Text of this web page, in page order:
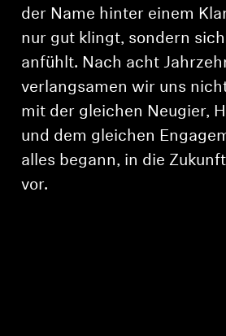
Original-Hörteile & Zubehör
Soundbars
AMBEO Soundbars und Subs
AMBEO entdecken
der Name hinter einem
nur gut klingt, sondern
anfühlt. Nach acht
verlangsamen wir uns
mit der gleichen Neugier,
und dem gleichen
alles begann, in die
vor.